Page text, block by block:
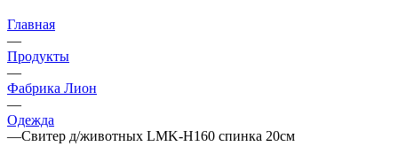
Главная
—
Продукты
—
Фабрика Лион
—
Одежда
—Свитер д/животных LMK-H160 спинка 20см